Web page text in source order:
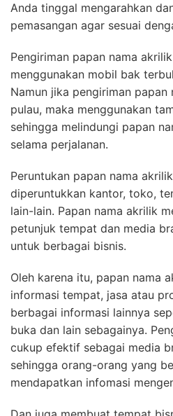
Anda tinggal mengarahkan
pemasangan agar sesuai
Pengiriman papan nama
menggunakan mobil bak
Namun jika pengiriman papan
pulau, maka menggunakan
sehingga melindungi papan
selama perjalanan.
Peruntukan papan nama
diperuntukkan kantor, toko,
lain-lain. Papan nama akrilik
petunjuk tempat dan media
untuk berbagai bisnis.
Oleh karena itu, papan nama
informasi tempat, jasa atau
berbagai informasi lainnya
buka dan lain sebagainya.
cukup efektif sebagai media
sehingga orang-orang yang
mendapatkan infomasi